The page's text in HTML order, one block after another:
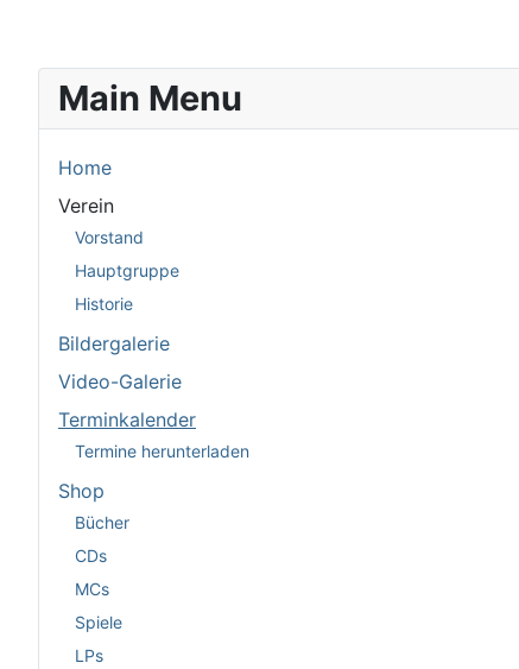
Main Menu
Home
Verein
Vorstand
Hauptgruppe
Historie
Bildergalerie
Video-Galerie
Terminkalender
Termine herunterladen
Shop
Bücher
CDs
MCs
Spiele
LPs